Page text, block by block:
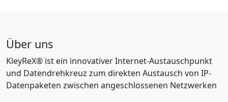
Über uns
KleyReX® ist ein innovativer Internet-Austauschpunkt
und Datendrehkreuz zum direkten Austausch von IP-
Datenpaketen zwischen angeschlossenen Netzwerken